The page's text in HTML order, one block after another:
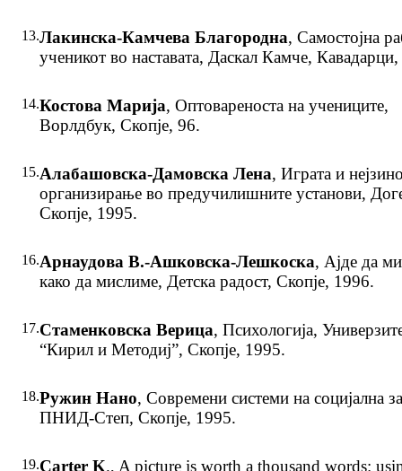
13.Лакинска-Камчева Благородна, Самостојна
ученикот во наставата, Даскал Камче,
14.Костова Марија, Оптовареноста на учениците,
Ворлдбук, Скопје, 96.
15.Алабашовска-Дамовска Лена, Играта и
организирање во предучилишните установи,
Скопје, 1995.
16.Арнаудова В.-Ашковска-Лешкоска, Ајде да
како да мислиме, Детска радост, Скопје, 1996.
17.Стаменковска Верица, Психологија,
“Кирил и Методиј”, Скопје, 1995.
18.Ружин Нано, Современи системи на социјална
ПНИД-Степ, Скопје, 1995.
19.Carter K., A picture is worth a thousand words: